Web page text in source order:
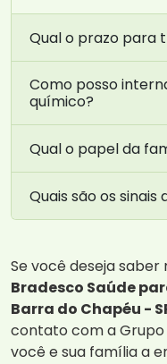
Qual o prazo para
Como posso
químico?
Qual o papel da
Quais são os
Se você deseja saber
Bradesco Saúde
Barra do Chapéu -
contato com a Grupo
você e sua família a